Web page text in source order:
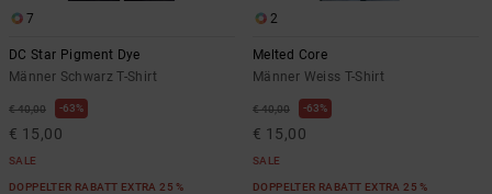
7
DC Star Pigment Dye
Männer Schwarz T-Shirt
€ 40,00 63%
€ 15,00
SALE
DOPPELTER RABATT EXTRA 25 %
2
Melted Core
Männer Weiss T-Shirt
€ 40,00 63%
€ 15,00
SALE
DOPPELTER RABATT EXTRA 25 %